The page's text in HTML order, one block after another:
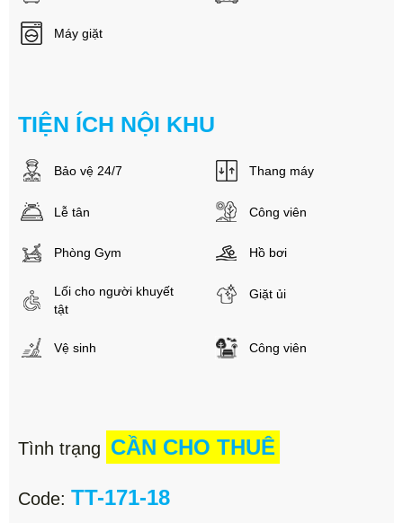
Máy giặt
TIỆN ÍCH NỘI KHU
Bảo vệ 24/7 Thang máy
Lễ tân Công viên
Phòng Gym Hồ bơi
Lối cho người khuyết
tật
Giặt ủi
Vệ sinh Công viên
Tình trạng CẦN CHO THUÊ
Code: TT-171-18